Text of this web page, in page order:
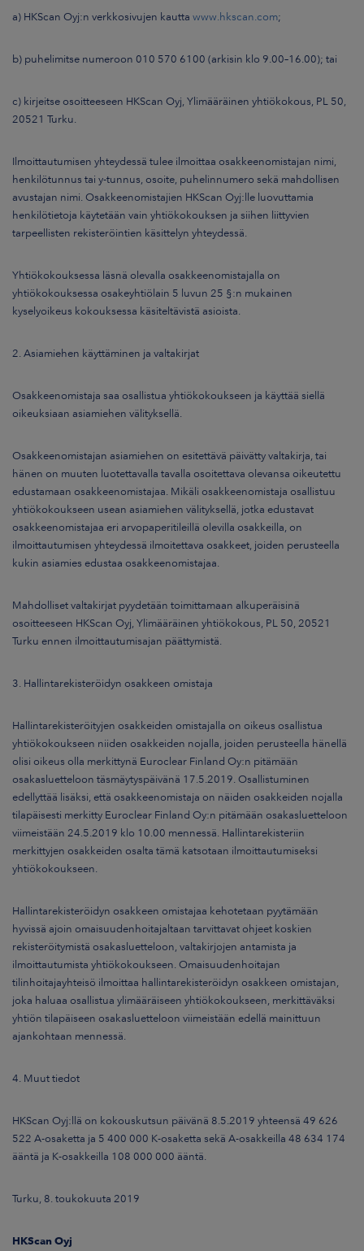
a) HKScan Oyj:n verkkosivujen kautta www.hkscan.com;
b) puhelimitse numeroon 010 570 6100 (arkisin klo 9.00–16.00); tai
c) kirjeitse osoitteeseen HKScan Oyj, Ylimääräinen yhtiökokous, PL 50,
20521 Turku.
Ilmoittautumisen yhteydessä tulee ilmoittaa osakkeenomistajan nimi,
henkilötunnus tai y-tunnus, osoite, puhelinnumero sekä mahdollisen
avustajan nimi. Osakkeenomistajien HKScan Oyj:lle luovuttamia
henkilötietoja käytetään vain yhtiökokouksen ja siihen liittyvien
tarpeellisten rekisteröintien käsittelyn yhteydessä.
Yhtiökokouksessa läsnä olevalla osakkeenomistajalla on
yhtiökokouksessa osakeyhtiölain 5 luvun 25 §:n mukainen
kyselyoikeus kokouksessa käsiteltävistä asioista.
2. Asiamiehen käyttäminen ja valtakirjat
Osakkeenomistaja saa osallistua yhtiökokoukseen ja käyttää siellä
oikeuksiaan asiamiehen välityksellä.
Osakkeenomistajan asiamiehen on esitettävä päivätty valtakirja, tai
hänen on muuten luotettavalla tavalla osoitettava olevansa oikeutettu
edustamaan osakkeenomistajaa. Mikäli osakkeenomistaja osallistuu
yhtiökokoukseen usean asiamiehen välityksellä, jotka edustavat
osakkeenomistajaa eri arvopaperitileillä olevilla osakkeilla, on
ilmoittautumisen yhteydessä ilmoitettava osakkeet, joiden perusteella
kukin asiamies edustaa osakkeenomistajaa.
Mahdolliset valtakirjat pyydetään toimittamaan alkuperäisinä
osoitteeseen HKScan Oyj, Ylimääräinen yhtiökokous, PL 50, 20521
Turku ennen ilmoittautumisajan päättymistä.
3. Hallintarekisteröidyn osakkeen omistaja
Hallintarekisteröityjen osakkeiden omistajalla on oikeus osallistua
yhtiökokoukseen niiden osakkeiden nojalla, joiden perusteella hänellä
olisi oikeus olla merkittynä Euroclear Finland Oy:n pitämään
osakasluetteloon täsmäytyspäivänä 17.5.2019. Osallistuminen
edellyttää lisäksi, että osakkeenomistaja on näiden osakkeiden nojalla
tilapäisesti merkitty Euroclear Finland Oy:n pitämään osakasluetteloon
viimeistään 24.5.2019 klo 10.00 mennessä. Hallintarekisteriin
merkittyjen osakkeiden osalta tämä katsotaan ilmoittautumiseksi
yhtiökokoukseen.
Hallintarekisteröidyn osakkeen omistajaa kehotetaan pyytämään
hyvissä ajoin omaisuudenhoitajaltaan tarvittavat ohjeet koskien
rekisteröitymistä osakasluetteloon, valtakirjojen antamista ja
ilmoittautumista yhtiökokoukseen. Omaisuudenhoitajan
tilinhoitajayhteisö ilmoittaa hallintarekisteröidyn osakkeen omistajan,
joka haluaa osallistua ylimääräiseen yhtiökokoukseen, merkittäväksi
yhtiön tilapäiseen osakasluetteloon viimeistään edellä mainittuun
ajankohtaan mennessä.
4. Muut tiedot
HKScan Oyj:llä on kokouskutsun päivänä 8.5.2019 yhteensä 49 626
522 A-osaketta ja 5 400 000 K-osaketta sekä A-osakkeilla 48 634 174
ääntä ja K-osakkeilla 108 000 000 ääntä.
Turku, 8. toukokuuta 2019
HKScan Oyj